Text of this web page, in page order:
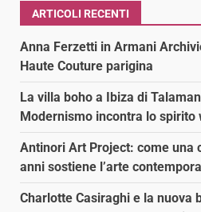
ARTICOLI RECENTI
Anna Ferzetti in Armani
Haute Couture parigina
La villa boho a Ibiza di
Modernismo incontra lo
Antinori Art Project: come una
anni sostiene l’arte
Charlotte Casiraghi e la nuova